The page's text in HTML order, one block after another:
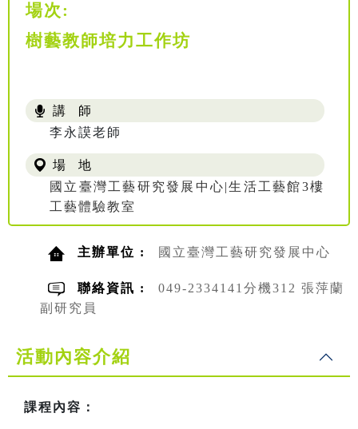
場次:
樹藝教師培力工作坊
講 師
李永謨老師
場 地
國立臺灣工藝研究發展中心|生活工藝館3樓
工藝體驗教室
主辦單位 : 國立臺灣工藝研究發展中心
聯絡資訊 :
049-2334141分機312 張萍蘭
副研究員
活動內容介紹
課程內容：